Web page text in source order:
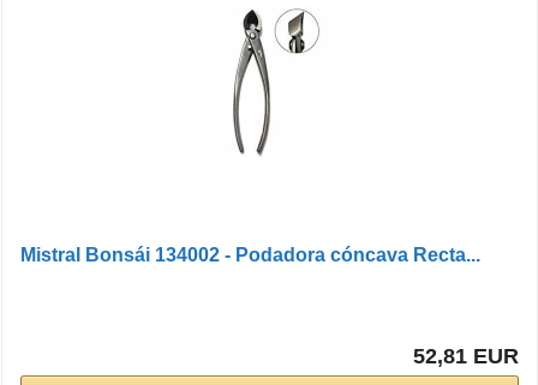
Mistral Bonsái 134002 - Podadora cóncava Recta...
52,81 EUR